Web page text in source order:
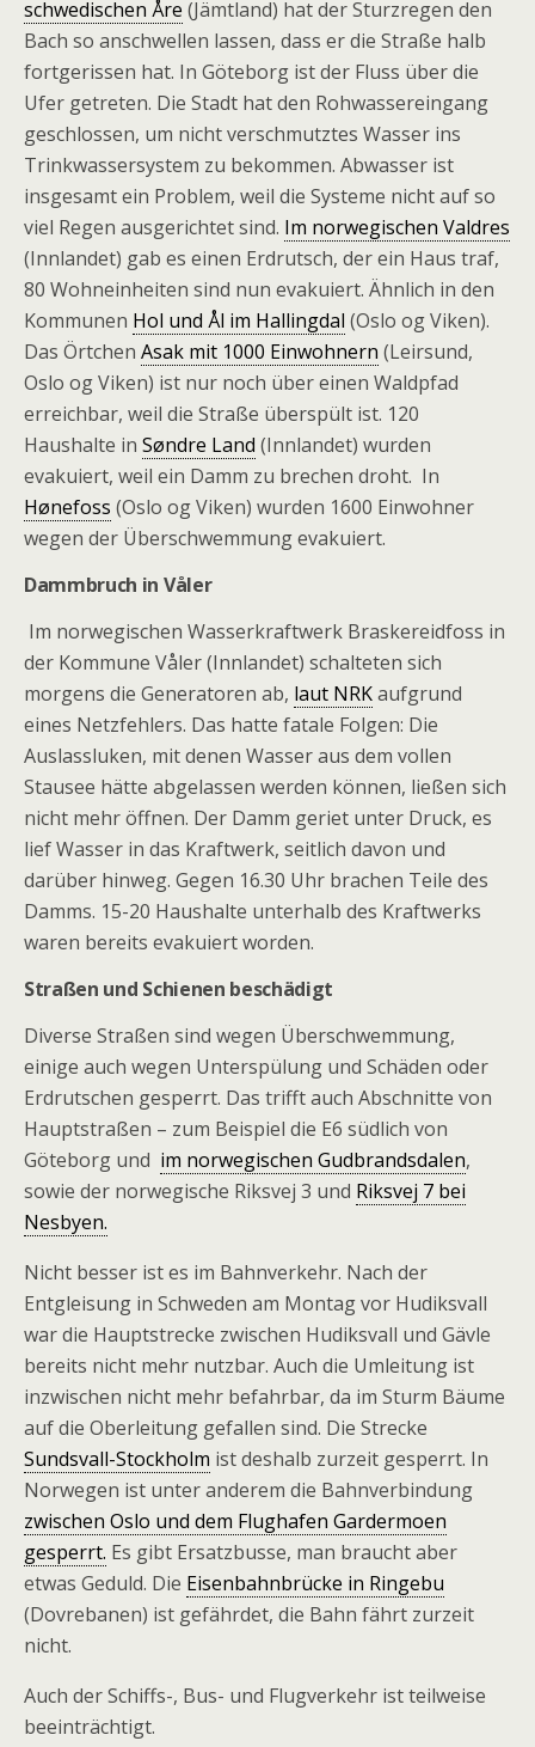
schwedischen Åre (Jämtland) hat der Sturzregen den
Bach so anschwellen lassen, dass er die Straße halb
fortgerissen hat. In Göteborg ist der Fluss über die
Ufer getreten. Die Stadt hat den Rohwassereingang
geschlossen, um nicht verschmutztes Wasser ins
Trinkwassersystem zu bekommen. Abwasser ist
insgesamt ein Problem, weil die Systeme nicht auf so
viel Regen ausgerichtet sind. Im norwegischen Valdres
(Innlandet) gab es einen Erdrutsch, der ein Haus traf,
80 Wohneinheiten sind nun evakuiert. Ähnlich in den
Kommunen Hol und Ål im Hallingdal (Oslo og Viken).
Das Örtchen Asak mit 1000 Einwohnern (Leirsund,
Oslo og Viken) ist nur noch über einen Waldpfad
erreichbar, weil die Straße überspült ist. 120
Haushalte in Søndre Land (Innlandet) wurden
evakuiert, weil ein Damm zu brechen droht. In
Hønefoss (Oslo og Viken) wurden 1600 Einwohner
wegen der Überschwemmung evakuiert.
Dammbruch in Våler
Im norwegischen Wasserkraftwerk Braskereidfoss in
der Kommune Våler (Innlandet) schalteten sich
morgens die Generatoren ab, laut NRKaufgrund
eines Netzfehlers. Das hatte fatale Folgen: Die
Auslassluken, mit denen Wasser aus dem vollen
Stausee hätte abgelassen werden können, ließen sich
nicht mehr öffnen. Der Damm geriet unter Druck, es
lief Wasser in das Kraftwerk, seitlich davon und
darüber hinweg. Gegen 16.30 Uhr brachen Teile des
Damms. 15-20 Haushalte unterhalb des Kraftwerks
waren bereits evakuiert worden.
Straßen und Schienen beschädigt
Diverse Straßen sind wegen Überschwemmung,
einige auch wegen Unterspülung und Schäden oder
Erdrutschen gesperrt. Das trifft auch Abschnitte von
Hauptstraßen – zum Beispiel die E6 südlich von
Göteborg und im norwegischen Gudbrandsdalen,
sowie der norwegische Riksvej 3 und Riksvej 7 bei
Nesbyen.
Nicht besser ist es im Bahnverkehr. Nach der
Entgleisung in Schweden am Montag vor Hudiksvall
war die Hauptstrecke zwischen Hudiksvall und Gävle
bereits nicht mehr nutzbar. Auch die Umleitung ist
inzwischen nicht mehr befahrbar, da im Sturm Bäume
auf die Oberleitung gefallen sind. Die Strecke
Sundsvall-Stockholm ist deshalb zurzeit gesperrt. In
Norwegen ist unter anderem die Bahnverbindung
zwischen Oslo und dem Flughafen Gardermoen
gesperrt. Es gibt Ersatzbusse, man braucht aber
etwas Geduld. Die Eisenbahnbrücke in Ringebu
(Dovrebanen) ist gefährdet, die Bahn fährt zurzeit
nicht.
Auch der Schiffs-, Bus- und Flugverkehr ist teilweise
beeinträchtigt.